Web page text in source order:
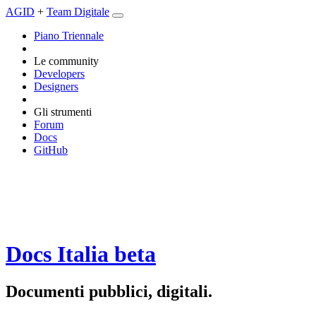
AGID + Team Digitale
Piano Triennale
Le community
Developers
Designers
Gli strumenti
Forum
Docs
GitHub
Docs Italia beta
Documenti pubblici, digitali.